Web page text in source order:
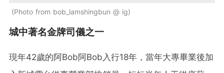
Photo from bob_lamshingbun @ ig
城中著名金牌司儀之一
現年42歲的阿Bob阿Bob入行18年，當年大專畢業後加